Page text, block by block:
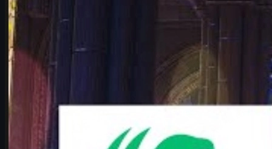
Vitality 완전 분석
IEM 쾰른 메이저 2026 플레이오프 최고의 빅매치 Falcons vs
Vitality. karrigan과 ropz의 운명 재회, 전력 비교, 맵 풀, 변수, CS2
스킨까지 한 번에 정리.
6월 17, 2026